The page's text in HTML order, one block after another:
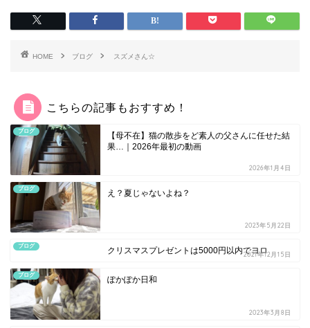
HOME ブログ スズメさん☆
こちらの記事もおすすめ！
ブログ
【母不在】猫の散歩をど素人の父さんに任せた結
果…｜2026年最初の動画
2026年1月4日
ブログ え？夏じゃないよね？
2023年5月22日
ブログ クリスマスプレゼントは5000円以内でヨロ2021年12月15日
ブログ ぽかぽか日和
2023年3月8日